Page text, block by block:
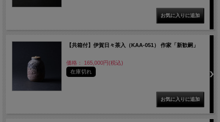
【共箱付】伊賀日々茶入（KAA-051） 作家「新歓嗣」
価格： 165,000円(税込)
在庫切れ